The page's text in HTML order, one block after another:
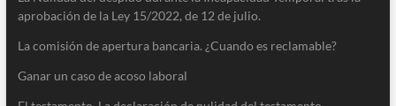
aprobación de la Ley 15/​2022, de 12 de julio.
La comisión de apertura bancaria. ¿Cuando es reclamable?
Ganar un caso de acoso laboral